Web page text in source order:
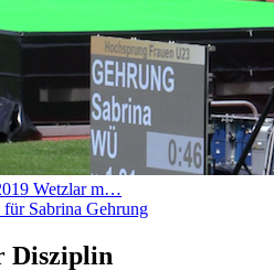
Wetzlar m…
Sabrina Gehrung
Disziplin